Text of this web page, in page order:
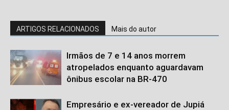
ARTIGOS RELACIONADOS Mais do autor
Irmãos de 7 e 14 anos morrem
atropelados enquanto aguardavam
ônibus escolar na BR-470
Empresário e ex-vereador de Jupiá